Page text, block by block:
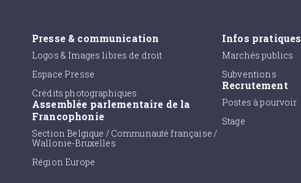
Presse & communication
Logos & Images libres de droit
Espace Presse
Crédits photographiques
Assemblée parlementaire de la
Francophonie
Section Belgique / Communauté française /
Wallonie-Bruxelles
Région Europe
Infos pratiques
Marchés publics
Subventions
Recrutement
Postes à pourvoir
Stage